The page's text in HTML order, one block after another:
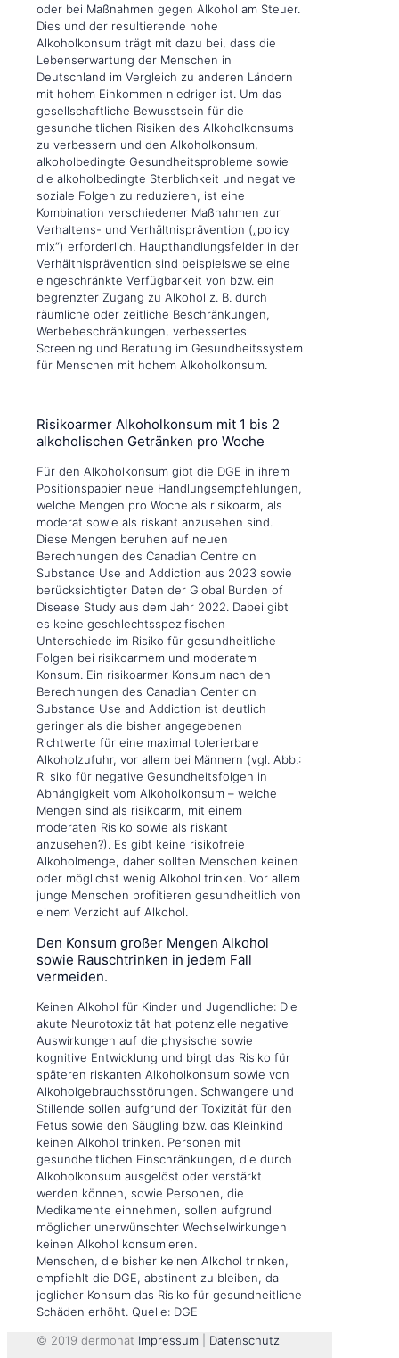
oder bei Maßnahmen gegen Alkohol am Steuer.
Dies und der resultierende hohe
Alkoholkonsum trägt mit dazu bei, dass die
Lebenserwartung der Menschen in
Deutschland im Vergleich zu anderen Ländern
mit hohem Einkommen niedriger ist. Um das
gesellschaftliche Bewusstsein für die
gesundheitlichen Risiken des Alkoholkonsums
zu verbessern und den Alkoholkonsum,
alkoholbedingte Gesundheitsprobleme sowie
die alkoholbedingte Sterblichkeit und negative
soziale Folgen zu reduzieren, ist eine
Kombination verschiedener Maßnahmen zur
Verhaltens- und Verhältnisprävention („policy
mix“) erforderlich. Haupthandlungsfelder in der
Verhältnisprävention sind beispielsweise eine
eingeschränkte Verfügbarkeit von bzw. ein
begrenzter Zugang zu Alkohol z. B. durch
räumliche oder zeitliche Beschränkungen,
Werbebeschränkungen, verbessertes
Screening und Beratung im Gesundheitssystem
für Menschen mit hohem Alkoholkonsum.
Risikoarmer Alkoholkonsum mit 1 bis 2
alkoholischen Getränken pro Woche
Für den Alkoholkonsum gibt die DGE in ihrem
Positionspapier neue Handlungsempfehlungen,
welche Mengen pro Woche als risikoarm, als
moderat sowie als riskant anzusehen sind.
Diese Mengen beruhen auf neuen
Berechnungen des Canadian Centre on
Substance Use and Addiction aus 2023 sowie
berücksichtigter Daten der Global Burden of
Disease Study aus dem Jahr 2022. Dabei gibt
es keine geschlechtsspezifischen
Unterschiede im Risiko für gesundheitliche
Folgen bei risikoarmem und moderatem
Konsum. Ein risikoarmer Konsum nach den
Berechnungen des Canadian Center on
Substance Use and Addiction ist deutlich
geringer als die bisher angegebenen
Richtwerte für eine maximal tolerierbare
Alkoholzufuhr, vor allem bei Männern (vgl. Abb.:
Ri siko für negative Gesundheitsfolgen in
Abhängigkeit vom Alkoholkonsum – welche
Mengen sind als risikoarm, mit einem
moderaten Risiko sowie als riskant
anzusehen?). Es gibt keine risikofreie
Alkoholmenge, daher sollten Menschen keinen
oder möglichst wenig Alkohol trinken. Vor allem
junge Menschen profitieren gesundheitlich von
einem Verzicht auf Alkohol.
Den Konsum großer Mengen Alkohol
sowie Rauschtrinken in jedem Fall
vermeiden.
Keinen Alkohol für Kinder und Jugendliche: Die
akute Neurotoxizität hat potenzielle negative
Auswirkungen auf die physische sowie
kognitive Entwicklung und birgt das Risiko für
späteren riskanten Alkoholkonsum sowie von
Alkoholgebrauchsstörungen. Schwangere und
Stillende sollen aufgrund der Toxizität für den
Fetus sowie den Säugling bzw. das Kleinkind
keinen Alkohol trinken. Personen mit
gesundheitlichen Einschränkungen, die durch
Alkoholkonsum ausgelöst oder verstärkt
werden können, sowie Personen, die
Medikamente einnehmen, sollen aufgrund
möglicher unerwünschter Wechselwirkungen
keinen Alkohol konsumieren.
Menschen, die bisher keinen Alkohol trinken,
empfiehlt die DGE, abstinent zu bleiben, da
jeglicher Konsum das Risiko für gesundheitliche
Schäden erhöht. Quelle: DGE
© 2019 dermonat Impressum Datenschutz